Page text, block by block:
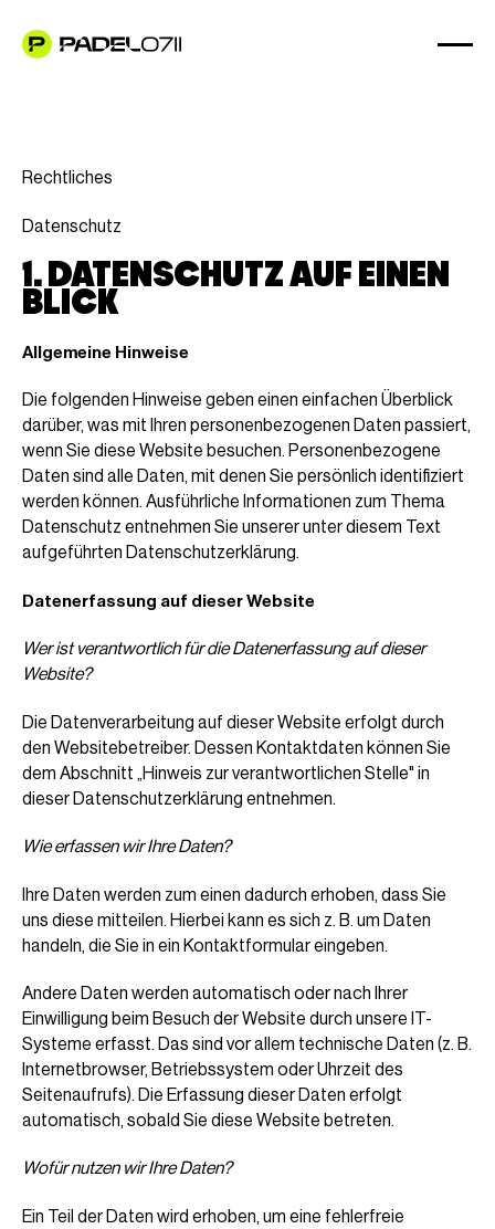
Rechtliches
Datenschutz
1. DATENSCHUTZ AUF EINEN
BLICK
Allgemeine Hinweise
Die folgenden Hinweise geben einen einfachen Überblick
darüber, was mit Ihren personenbezogenen Daten passiert,
wenn Sie diese Website besuchen. Personenbezogene
Daten sind alle Daten, mit denen Sie persönlich identifiziert
werden können. Ausführliche Informationen zum Thema
Datenschutz entnehmen Sie unserer unter diesem Text
aufgeführten Datenschutzerklärung.
Datenerfassung auf dieser Website
Wer ist verantwortlich für die Datenerfassung auf dieser
Website?
Die Datenverarbeitung auf dieser Website erfolgt durch
den Websitebetreiber. Dessen Kontaktdaten können Sie
dem Abschnitt „Hinweis zur verantwortlichen Stelle" in
dieser Datenschutzerklärung entnehmen.
Wie erfassen wir Ihre Daten?
Ihre Daten werden zum einen dadurch erhoben, dass Sie
uns diese mitteilen. Hierbei kann es sich z. B. um Daten
handeln, die Sie in ein Kontaktformular eingeben.
Andere Daten werden automatisch oder nach Ihrer
Einwilligung beim Besuch der Website durch unsere IT-
Systeme erfasst. Das sind vor allem technische Daten (z. B.
Internetbrowser, Betriebssystem oder Uhrzeit des
Seitenaufrufs). Die Erfassung dieser Daten erfolgt
automatisch, sobald Sie diese Website betreten.
Wofür nutzen wir Ihre Daten?
Ein Teil der Daten wird erhoben, um eine fehlerfreie